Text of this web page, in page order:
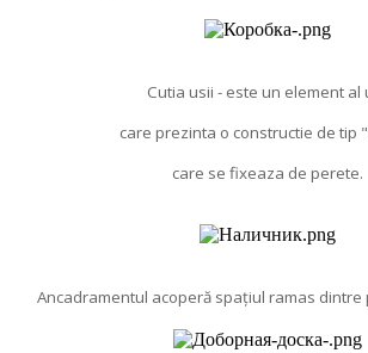
Cutia usii - este un element al
care prezinta o constructie de tip
care se fixeaza de perete.
Ancadramentul acoperă spațiul ramas dintre